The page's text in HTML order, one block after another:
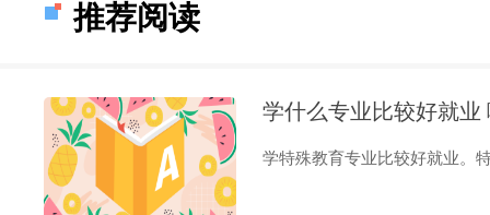
推荐阅读
学什么专业比较好就业
学特殊教育专业比较好就业。